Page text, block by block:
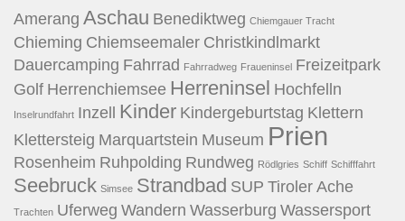
Amerang Aschau Benediktweg Chiemgauer Tracht
Chieming Chiemseemaler Christkindlmarkt
Dauercamping Fahrrad Fahrradweg Fraueninsel Freizeitpark
Golf Herrenchiemsee Herreninsel Hochfelln
Inselrundfahrt Inzell Kinder Kindergeburtstag Klettern
Klettersteig Marquartstein Museum Prien
Rosenheim Ruhpolding Rundweg Rödlgries Schiff Schifffahrt
Seebruck Simsee Strandbad SUP Tiroler Ache
Trachten Uferweg Wandern Wasserburg Wassersport